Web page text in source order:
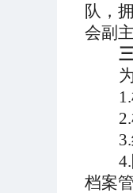
队，
会副
档案